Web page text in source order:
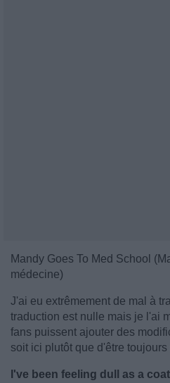
Mandy Goes To Med School
médecine)
J'ai eu extrêmement de mal à
traduction est nulle mais je l'ai
fans puissent ajouter des
soit ici plutôt que d'être
I've been feeling dull as a